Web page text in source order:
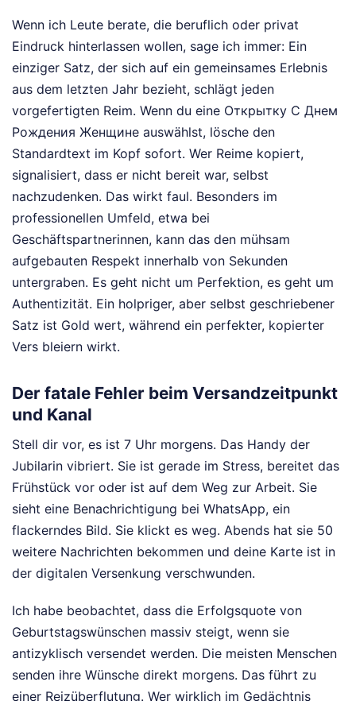
Wenn ich Leute berate, die beruflich oder privat
Eindruck hinterlassen wollen, sage ich immer: Ein
einziger Satz, der sich auf ein gemeinsames Erlebnis
aus dem letzten Jahr bezieht, schlägt jeden
vorgefertigten Reim. Wenn du eine Открытку С Днем
Рождения Женщине auswählst, lösche den
Standardtext im Kopf sofort. Wer Reime kopiert,
signalisiert, dass er nicht bereit war, selbst
nachzudenken. Das wirkt faul. Besonders im
professionellen Umfeld, etwa bei
Geschäftspartnerinnen, kann das den mühsam
aufgebauten Respekt innerhalb von Sekunden
untergraben. Es geht nicht um Perfektion, es geht um
Authentizität. Ein holpriger, aber selbst geschriebener
Satz ist Gold wert, während ein perfekter, kopierter
Vers bleiern wirkt.
Der fatale Fehler beim Versandzeitpunkt
und Kanal
Stell dir vor, es ist 7 Uhr morgens. Das Handy der
Jubilarin vibriert. Sie ist gerade im Stress, bereitet das
Frühstück vor oder ist auf dem Weg zur Arbeit. Sie
sieht eine Benachrichtigung bei WhatsApp, ein
flackerndes Bild. Sie klickt es weg. Abends hat sie 50
weitere Nachrichten bekommen und deine Karte ist in
der digitalen Versenkung verschwunden.
Ich habe beobachtet, dass die Erfolgsquote von
Geburtstagswünschen massiv steigt, wenn sie
antizyklisch versendet werden. Die meisten Menschen
senden ihre Wünsche direkt morgens. Das führt zu
einer Reizüberflutung. Wer wirklich im Gedächtnis